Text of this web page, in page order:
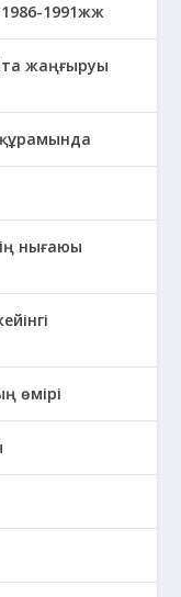
1986-1991жж
жаңғыруы
нығаюы
өмірі